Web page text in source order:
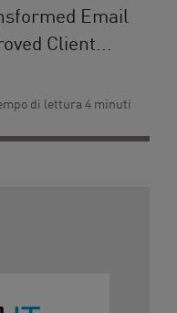
Email
Client...
di lettura 4 minuti